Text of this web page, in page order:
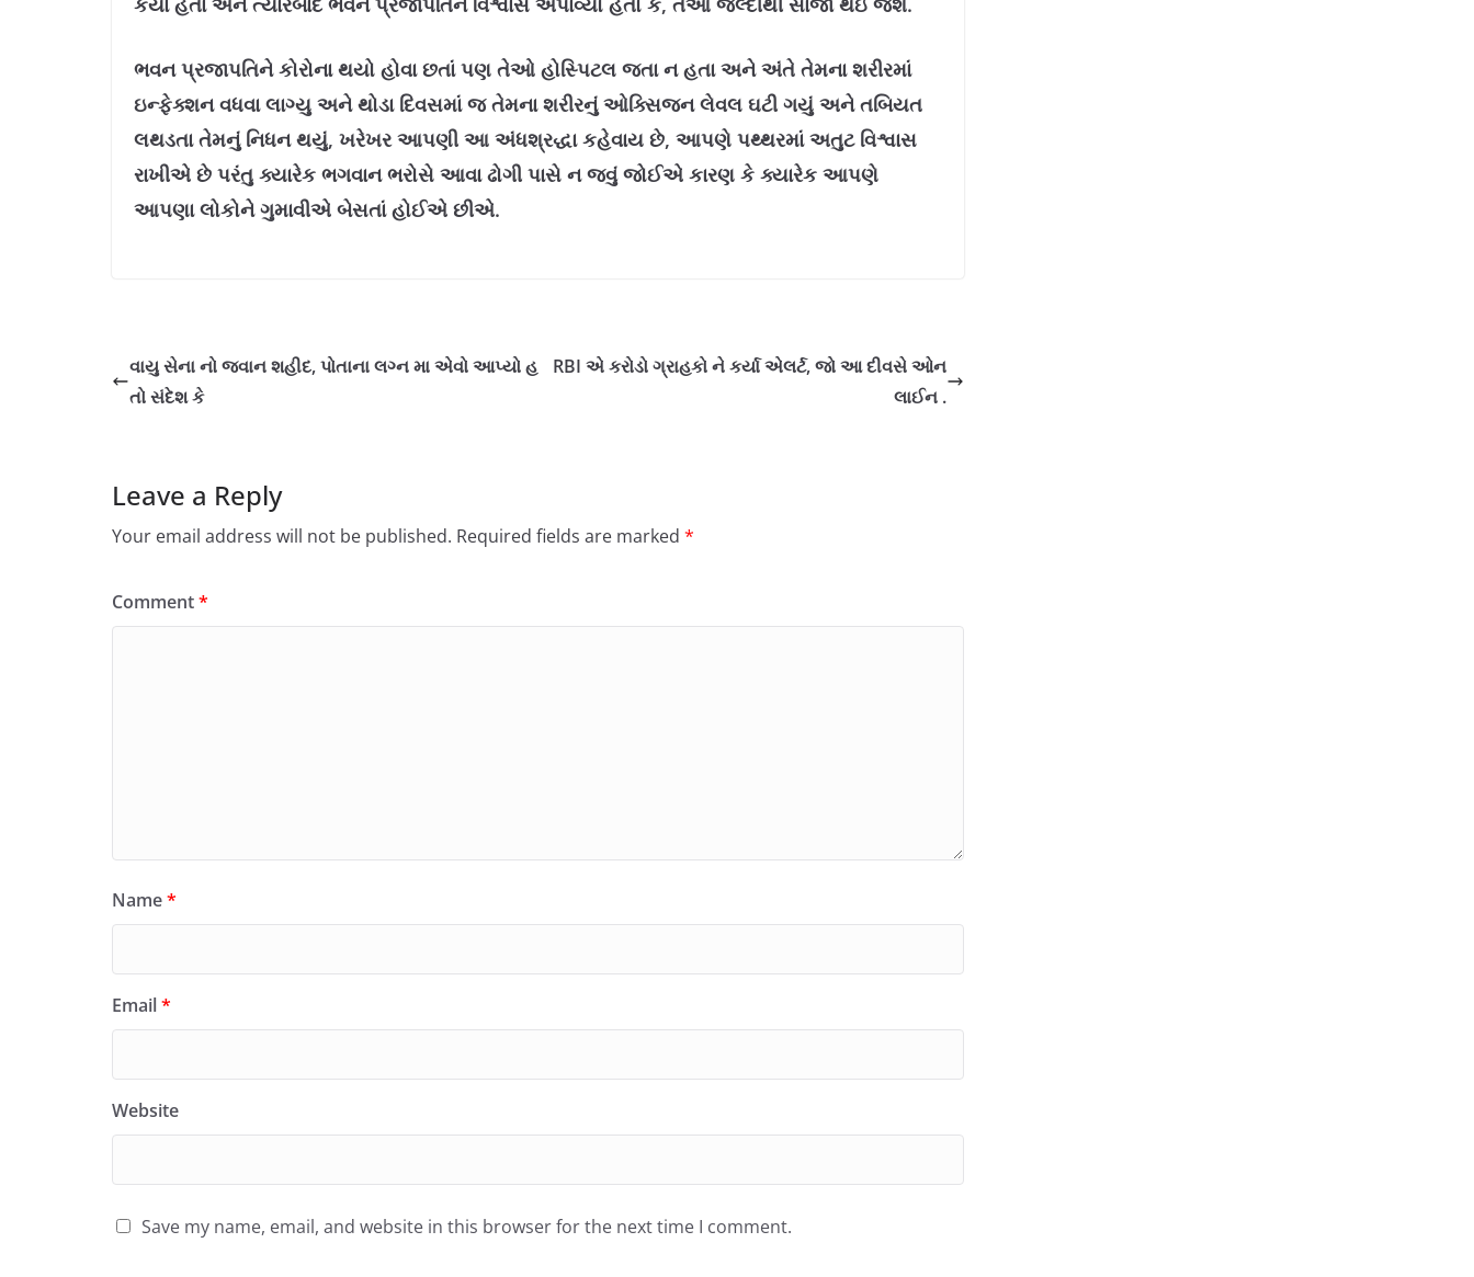
ભવન પ્રજાપતિને કોરોના થયો હોવા છતાં પણ તેઓ હોસ્પિટલ જતા ન હતા અને અંતે તેમના શરીરમાં
ઇન્ફેક્શન વધવા લાગ્યુ અને થોડા દિવસમાં જ તેમના શરીરનું ઓક્સિજન લેવલ ઘટી ગયું અને તબિયત
લથડતા તેમનું નિધન થયું, ખરેખર આપણી આ અંધશ્રદ્ધા કહેવાય છે, આપણે પથ્થરમાં અતુટ વિશ્વાસ
રાખીએ છે પરંતુ ક્યારેક ભગવાન ભરોસે આવા ઢોગી પાસે ન જવું જોઈએ કારણ કે ક્યારેક આપણે
આપણા લોકોને ગુમાવીએ બેસતાં હોઈએ છીએ.
વાયુ સેના નો જવાન શહીદ, પોતાના લગ્ન મા એવો આપ્યો હ
તો સંદેશ કે
RBI એ કરોડો ગ્રાહકો ને કર્યા એલર્ટ, જો આ દીવસે ઓન
લાઈન .
Leave a Reply
Your email address will not be published. Required fields are marked *
Comment*
Name*
Email*
Website
Save my name, email, and website in this browser for the next time I comment.